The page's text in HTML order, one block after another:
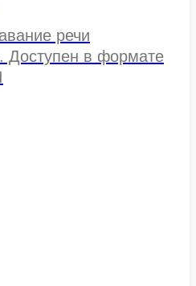
речи
Доступен в формате